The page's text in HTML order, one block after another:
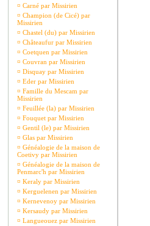
¤ Carné par Missirien
¤ Champion (de Cicé) par
Missirien
¤ Chastel (du) par Missirien
¤ Châteaufur par Missirien
¤ Coetquen par Missirien
¤ Couvran par Missirien
¤ Disquay par Missirien
¤ Eder par Missirien
¤ Famille du Mescam par
Missirien
¤ Feuillée (la) par Missirien
¤ Fouquet par Missirien
¤ Gentil (le) par Missirien
¤ Glas par Missirien
¤ Généalogie de la maison de
Coetivy par Missirien
¤ Généalogie de la maison de
Penmarc'h par Missirien
¤ Keraly par Missirien
¤ Kerguelenen par Missirien
¤ Kernevenoy par Missirien
¤ Kersaudy par Missirien
¤ Langueouez par Missirien